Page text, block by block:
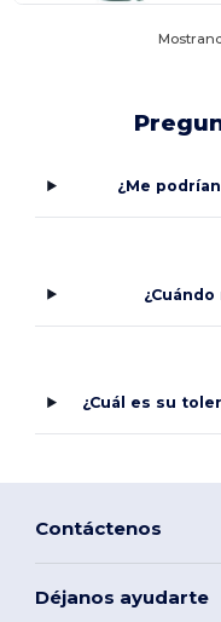
¿Me
¿Cuál es su
Contáctenos
Déjanos ayudarte